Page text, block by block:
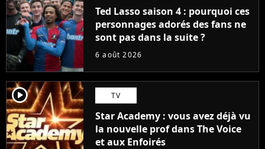
Ted Lasso saison 4 : pourquoi ces
personnages adorés des fans ne
sont pas dans la suite ?
6 août 2026
player2 TV
Star Academy : vous avez déjà vu
la nouvelle prof dans The Voice
et aux Enfoirés